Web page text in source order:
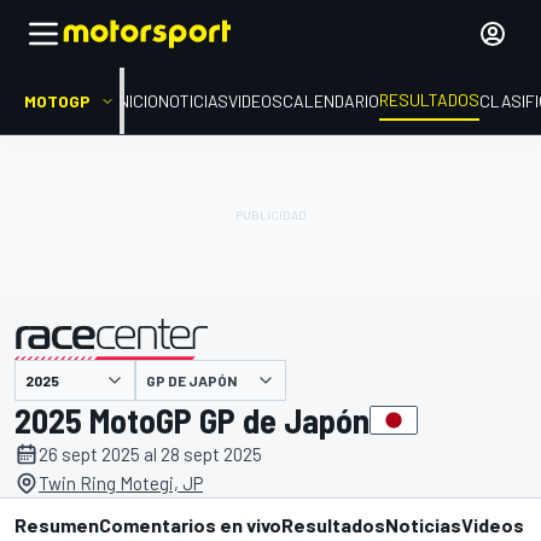
MOTOGP INICIONOTICIASVIDEOSCALENDARIORESULTADOS
presentado por GP DE JAPÓN
2025 MotoGP GP de Japón
26 sept 2025 al 28 sept 2025
Twin Ring Motegi, JP
ResumenComentarios en vivoResultadosNoticiasVideos